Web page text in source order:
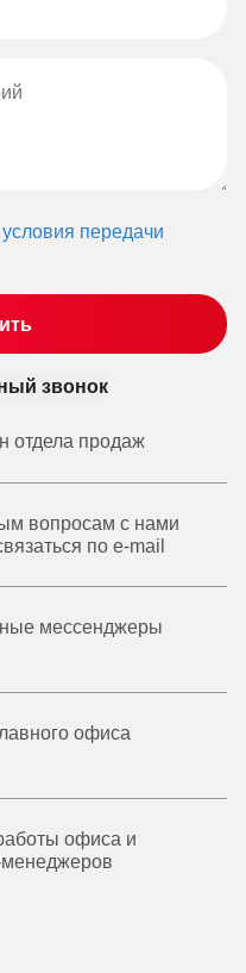
условия передачи
звонок
отдела продаж
вопросам с нами
по e-mail
мессенджеры
офиса
офиса и